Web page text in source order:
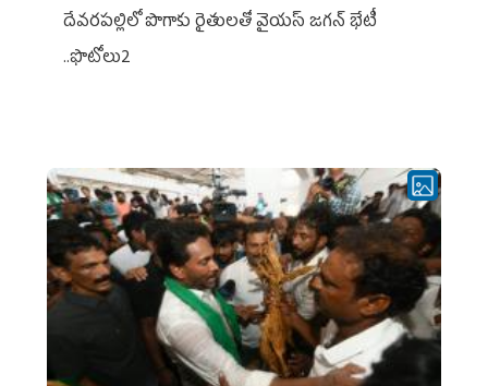
దేవరపల్లిలో పొగాకు రైతులతో వైయస్ జగన్ భేటీ
..ఫొటోలు2